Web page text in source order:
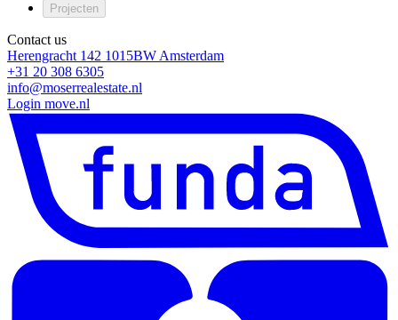
Projecten
Contact us
Herengracht 142 1015BW Amsterdam
+31 20 308 6305
info@moserrealestate.nl
Login move.nl